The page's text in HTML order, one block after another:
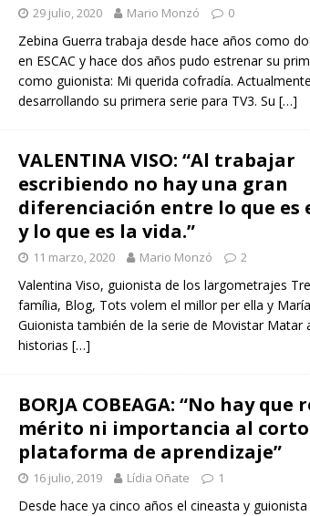
29 julio, 2020 Mario Monzó 0
Zebina Guerra trabaja desde hace años como
en ESCAC y hace dos años pudo estrenar su
como guionista: Mi querida cofradía.
desarrollando su primera serie para TV3. Su […]
VALENTINA VISO: “Al trabajar
escribiendo no hay una gran
diferenciación entre lo que es
y lo que es la vida.”
11 marzo, 2020 Mario Monzó 2
Valentina Viso, guionista de los largometrajes
família, Blog, Tots volem el millor per ella y
Guionista también de la serie de Movistar Matar
historias […]
BORJA COBEAGA: “No hay que
mérito ni importancia al corto
plataforma de aprendizaje”
16 julio, 2019 Lídia Oñate 1
Desde hace ya cinco años el cineasta y